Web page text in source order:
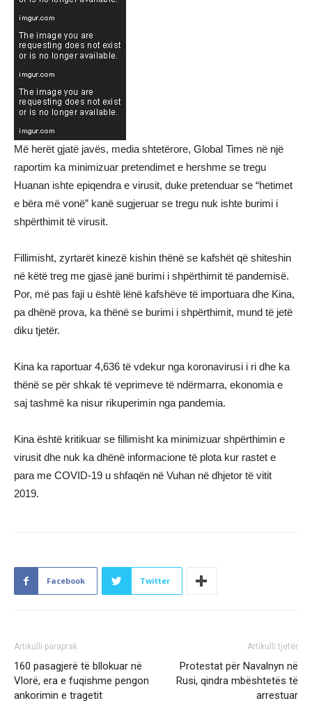
Më herët gjatë javës, media shtetërore, Global Times në një
raportim ka minimizuar pretendimet e hershme se tregu
Huanan ishte epiqendra e virusit, duke pretenduar se “hetimet
e bëra më vonë” kanë sugjeruar se tregu nuk ishte burimi i
shpërthimit të virusit.
Fillimisht, zyrtarët kinezë kishin thënë se kafshët që shiteshin
në këtë treg me gjasë janë burimi i shpërthimit të pandemisë.
Por, më pas faji u është lënë kafshëve të importuara dhe Kina,
pa dhënë prova, ka thënë se burimi i shpërthimit, mund të jetë
diku tjetër.
Kina ka raportuar 4,636 të vdekur nga koronavirusi i ri dhe ka
thënë se për shkak të veprimeve të ndërmarra, ekonomia e
saj tashmë ka nisur rikuperimin nga pandemia.
Kina është kritikuar se fillimisht ka minimizuar shpërthimin e
virusit dhe nuk ka dhënë informacione të plota kur rastet e
para me COVID-19 u shfaqën në Vuhan në dhjetor të vitit
2019.
Facebook Twitter
Artikulli paraprak
160 pasagjerë të bllokuar në
Vlorë, era e fuqishme pengon
ankorimin e tragetit
Artikulli tjetër
Protestat për Navalnyn në
Rusi, qindra mbështetës të
arrestuar